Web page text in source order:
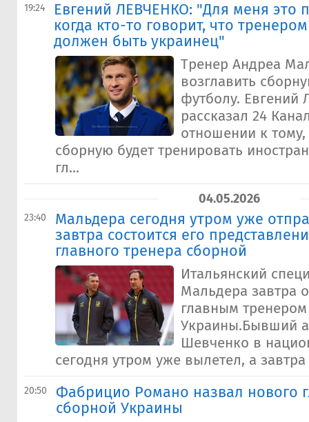
19:24
Евгений ЛЕВЧЕНКО: "Для меня это
когда кто-то говорит, что
должен быть украинец"
Тренер Андреа
возглавить
футболу. Евгений
рассказал 24
отношении к
сборную будет тренировать
гл...
04.05.2026
23:40
Мальдера сегодня утром уже
завтра состоится его
главного тренера сборной
Итальянский
Мальдера завтра
главным
Украины.Бывший
Шевченко в
сегодня утром уже вылетел, а завтра
20:50
Фабрицио Романо назвал нового
сборной Украины